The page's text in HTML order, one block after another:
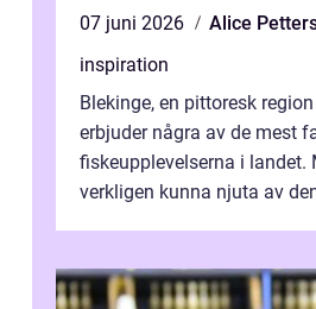
07 juni 2026
Alice
inspiration
Blekinge, en pittoresk
erbjuder några av de mest
fiskeupplevelserna i landet.
verkligen kunna njuta av